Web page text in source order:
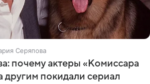
Серяпова
почему актеры «Комиссара
другим покидали сериал